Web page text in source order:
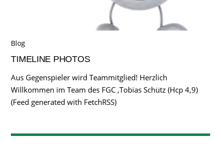
Blog
TIMELINE PHOTOS
Aus Gegenspieler wird Teammitglied! Herzlich
Willkommen im Team des FGC ,Tobias Schütz (Hcp 4,9)
(Feed generated with FetchRSS)